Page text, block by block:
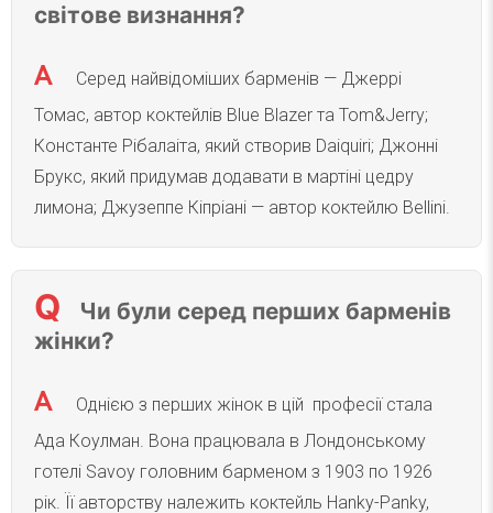
світове визнання?
Серед найвідоміших барменів — Джеррі
Томас, автор коктейлів Blue Blazer та Tom&Jerry;
Константе Рібалаіта, який створив Daiquiri; Джонні
Брукс, який придумав додавати в мартіні цедру
лимона; Джузеппе Кіпріані — автор коктейлю Bellini.
Чи були серед перших барменів
жінки?
Однією з перших жінок в цій професії стала
Ада Коулман. Вона працювала в Лондонському
готелі Savoy головним барменом з 1903 по 1926
рік. Її авторству належить коктейль Hanky-Panky,